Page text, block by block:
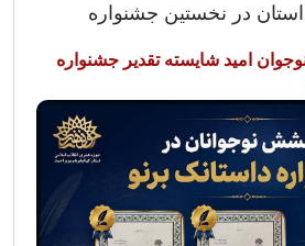
در نخستین جشنواره
امید شایسته تقدیر جشنواره